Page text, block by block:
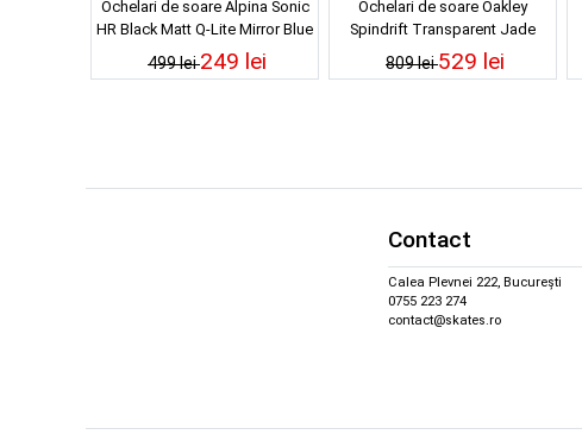
Ochelari de soare Alpina Sonic
HR Black Matt Q-Lite Mirror Blue
499 lei249 lei
Ochelari de soare Oakley
Spindrift Transparent Jade
Prizm Brown Gradient
809 lei529 lei
Contact
Calea Plevnei 222, București
0755 223 274
contact@skates.ro